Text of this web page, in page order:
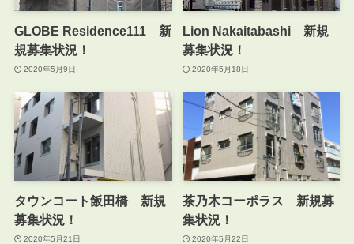
GLOBE Residence111 新
規募集状況！
2020年5月9日
Lion Nakaitabashi 新規
募集状況！
2020年5月18日
タウンコート飯田橋 新規
募集状況！
2020年5月21日
茶乃木コーポラス 新規募
集状況！
2020年5月22日